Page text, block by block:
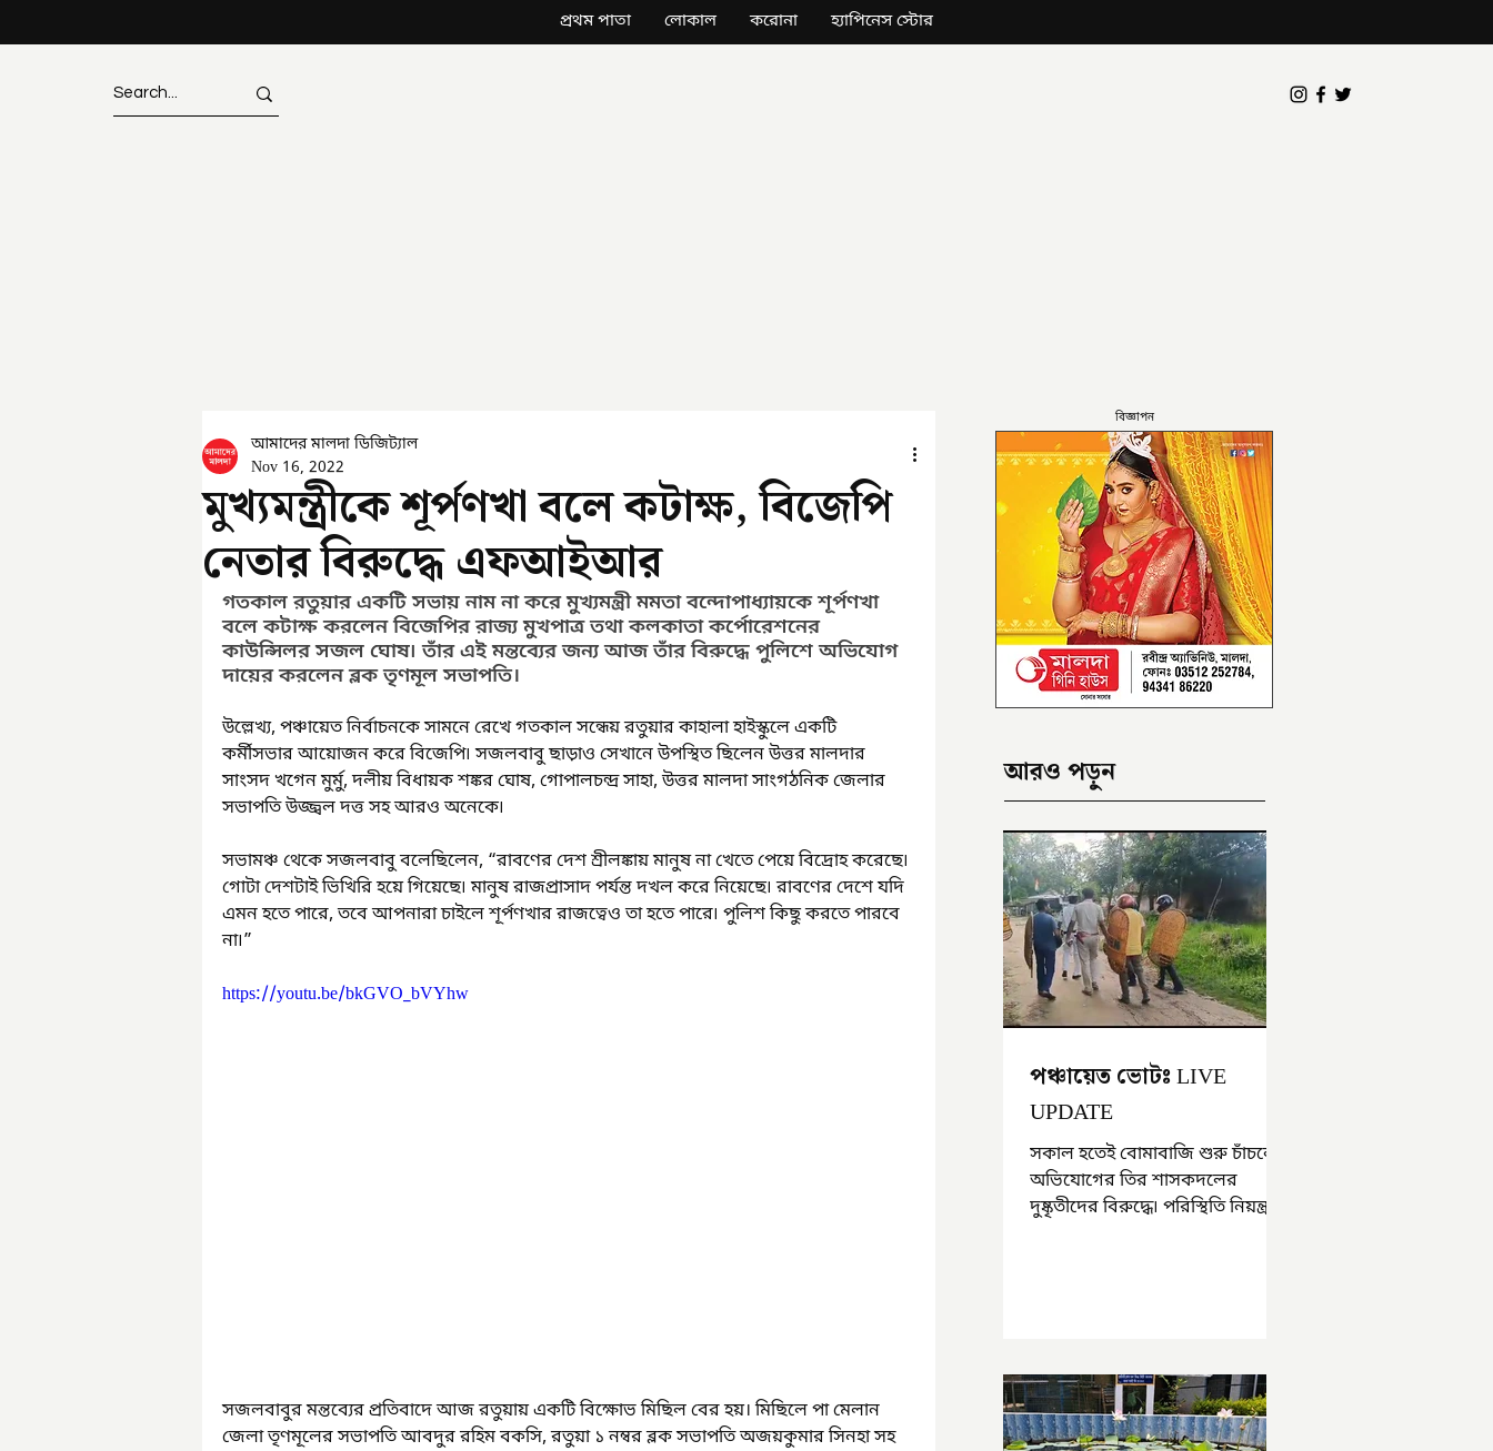
প্রথম পাতা লোকাল করোনা হ্যাপিনেস স্টোর
মুখ্যমন্ত্রীকে শূর্পণখা বলে কটাক্ষ, বিজেপি
নেতার বিরুদ্ধে এফআইআর
আমাদের মালদা ডিজিট্যাল
Nov 16, 2022
গতকাল রতুয়ার একটি সভায় নাম না করে মুখ্যমন্ত্রী মমতা বন্দোপাধ্যায়কে শূর্পণখা
বলে কটাক্ষ করলেন বিজেপির রাজ্য মুখপাত্র তথা কলকাতা কর্পোরেশনের
কাউন্সিলর সজল ঘোষ৷ তাঁর এই মন্তব্যের জন্য আজ তাঁর বিরুদ্ধে পুলিশে অভিযোগ
দায়ের করলেন ব্লক তৃণমূল সভাপতি।
উল্লেখ্য, পঞ্চায়েত নির্বাচনকে সামনে রেখে গতকাল সন্ধেয় রতুয়ার কাহালা হাইস্কুলে একটি
কর্মীসভার আয়োজন করে বিজেপি৷ সজলবাবু ছাড়াও সেখানে উপস্থিত ছিলেন উত্তর মালদার
সাংসদ খগেন মুর্মু, দলীয় বিধায়ক শঙ্কর ঘোষ, গোপালচন্দ্র সাহা, উত্তর মালদা সাংগঠনিক জেলার
সভাপতি উজ্জ্বল দত্ত সহ আরও অনেকে৷
সভামঞ্চ থেকে সজলবাবু বলেছিলেন, “রাবণের দেশ শ্রীলঙ্কায় মানুষ না খেতে পেয়ে বিদ্রোহ করেছে৷
গোটা দেশটাই ভিখিরি হয়ে গিয়েছে৷ মানুষ রাজপ্রাসাদ পর্যন্ত দখল করে নিয়েছে৷ রাবণের দেশে যদি
এমন হতে পারে, তবে আপনারা চাইলে শূর্পণখার রাজত্বেও তা হতে পারে৷ পুলিশ কিছু করতে পারবে
না৷”
https://youtu.be/bkGVO_bVYhw
সজলবাবুর মন্তব্যের প্রতিবাদে আজ রতুয়ায় একটি বিক্ষোভ মিছিল বের হয়। মিছিলে পা মেলান
জেলা তৃণমূলের সভাপতি আবদুর রহিম বকসি, রতুয়া ১ নম্বর ব্লক সভাপতি অজয়কুমার সিনহা সহ
বিজ্ঞাপন
আরও পড়ুন
পঞ্চায়েত ভোটঃ LIVE
UPDATE
সকাল হতেই বোমাবাজি শুরু চাঁচলে৷
অভিযোগের তির শাসকদলের
দুষ্কৃতীদের বিরুদ্ধে৷ পরিস্থিতি নিয়ন্ত্রণে